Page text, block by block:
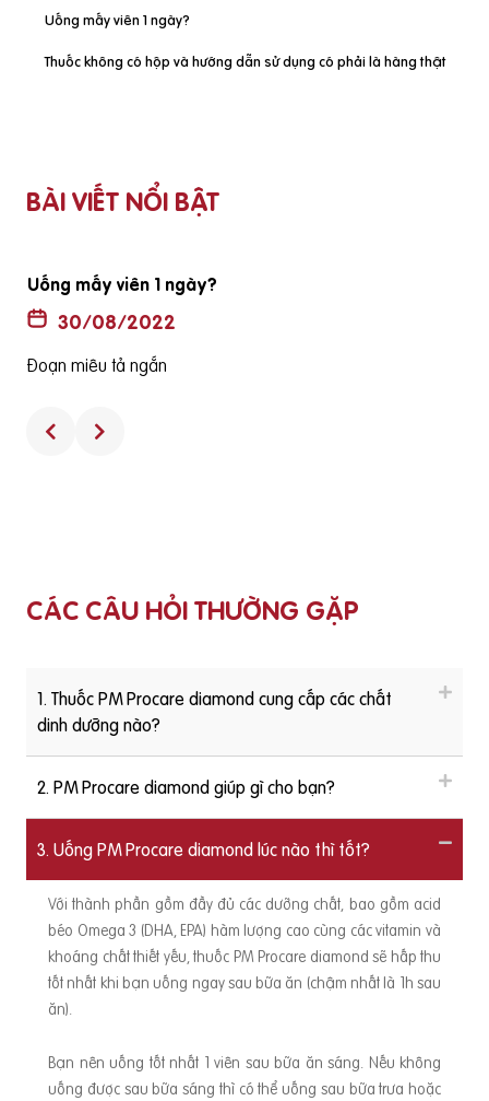
Uống mấy viên 1 ngày?
Thuốc không có hộp và hướng dẫn sử dụng có phải là hàng thật
BÀI VIẾT NỔI BẬT
lớn tuổi đã
Thuốc không có hộp và hướng dẫn sử
hàng thật
CÁC CÂU HỎI THƯỜNG GẶP
1. Thuốc PM Procare diamond cung cấp các chất
dinh dưỡng nào?
2. PM Procare diamond giúp gì cho bạn?
3. Uống PM Procare diamond lúc nào thì tốt?
Với thành phần gồm đầy đủ các dưỡng chất, bao gồm acid
béo Omega 3 (DHA, EPA) hàm lượng cao cùng các vitamin và
khoáng chất thiết yếu, thuốc PM Procare diamond sẽ hấp thu
tốt nhất khi bạn uống ngay sau bữa ăn (chậm nhất là 1h sau
ăn).
Bạn nên uống tốt nhất 1 viên sau bữa ăn sáng. Nếu không
uống được sau bữa sáng thì có thể uống sau bữa trưa hoặc